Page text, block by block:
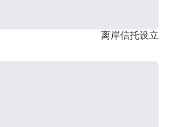
离岸信托设立